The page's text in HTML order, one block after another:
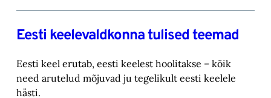
Eesti keelevaldkonna tulised teemad
Eesti keel erutab, eesti keelest hoolitakse – kõik
need arutelud mõjuvad ju tegelikult eesti keelele
hästi.